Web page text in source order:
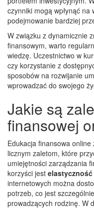
czynniki mogą wpłynąć
podejmowanie bardziej
W związku z dynamicznie
finansowym, warto
wiedzę. Uczestnictwo w
czy korzystanie z
sposobów na rozwijanie
wprowadzać do swojego
Jakie są
finansowej
Edukacja finansowa
licznym zaletom, które
umiejętności zarządzania
korzyści jest
internetowych można
potrzeb, co jest
prowadzących rodzinę. W